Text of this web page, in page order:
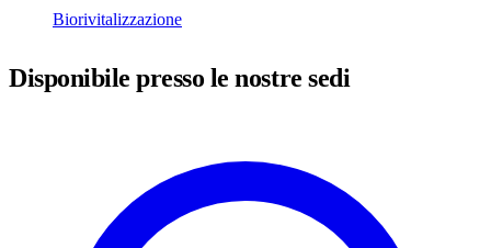
Biorivitalizzazione
Disponibile presso le nostre sedi